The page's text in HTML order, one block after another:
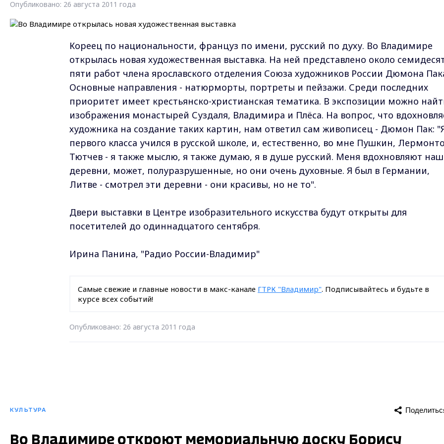
Опубликовано: 26 августа 2011 года
Кореец по национальности, француз по имени, русский по духу. Во Владимире
открылась новая художественная выставка. На ней представлено около
пяти работ члена ярославского отделения Союза художников России Дюмона
Основные направления - натюрморты, портреты и пейзажи. Среди последних
приоритет имеет крестьянско-христианская тематика. В экспозиции можно
изображения монастырей Суздаля, Владимира и Плёса. На вопрос, что
художника на создание таких картин, нам ответил сам живописец - Дюмон Пак:
первого класса учился в русской школе, и, естественно, во мне Пушкин,
Тютчев - я также мыслю, я также думаю, я в душе русский. Меня вдохновляют
деревни, может, полуразрушенные, но они очень духовные. Я был в Германии,
Литве - смотрел эти деревни - они красивы, но не то".
Двери выставки в Центре изобразительного искусства будут открыты для
посетителей до одиннадцатого сентября.
Ирина Панина, "Радио России-Владимир"
Самые свежие и главные новости в макс-канале ГТРК "Владимир". Подписывайтесь и будьте в
курсе всех событий!
Опубликовано: 26 августа 2011 года
КУЛЬТУРА
Во Владимире откроют мемориальную доску Борису